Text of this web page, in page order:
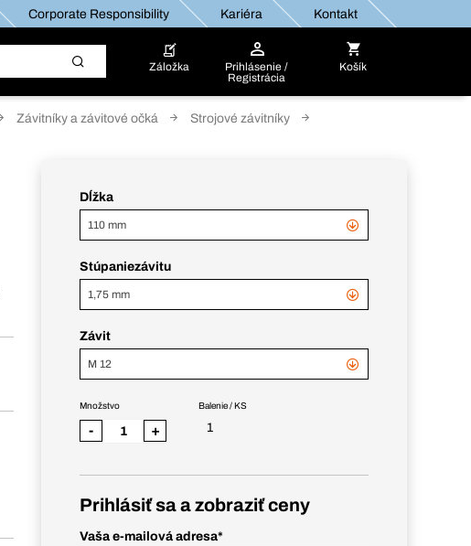
Corporate Responsibility Kariéra Kontakt
Záložka
Prihlásenie /
Registrácia
Košík
Závitníky a závitové očká
Strojové závitníky
Dĺžka
110 mm
Stúpaniezávitu
1,75 mm
Závit
M 12
Balenie / KS
1
Množstvo
- +
Prihlásiť sa a zobraziť ceny
Vaša e-mailová adresa*